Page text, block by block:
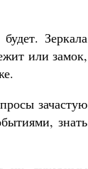
Зеркала
или замок,
зачастую
знать